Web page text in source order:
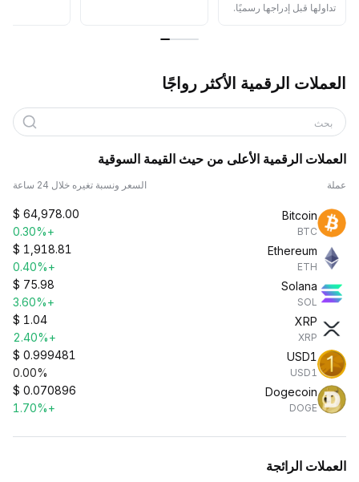
تداولها قبل إدراجها رسميًا.
العملات الرقمية الأكثر رواجًا
بحث
العملات الرقمية الأعلى من حيث القيمة السوقية
عملة السعر ونسبة تغيره خلال 24 ساعة
Bitcoin
BTC
$ 64,978.00
+0.30%
Ethereum
ETH
$ 1,918.81
+0.40%
Solana
SOL
$ 75.98
+3.60%
XRP
XRP
$ 1.04
+2.40%
USD1
USD1
$ 0.999481
0.00%
Dogecoin
DOGE
$ 0.070896
+1.70%
العملات الرائجة